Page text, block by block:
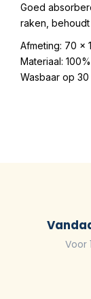
Goed
raken,
Afmeting: 70 x
Materiaal:
Wasbaar op
Voor